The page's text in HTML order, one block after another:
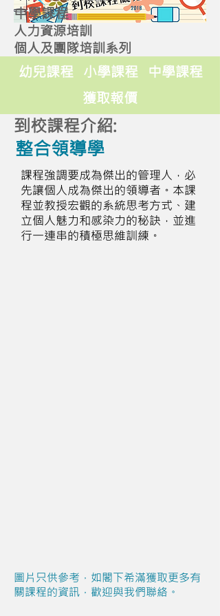
中學課程
人力資源培訓
個人及團隊培訓系列
幼兒課程 小學課程
中學課程
獲取報價
到校課程介紹:
整合領導學
課程強調要成為傑出的管理人，必
先讓個人成為傑出的領導者。本課
程並教授宏觀的系統思考方式、建
立個人魅力和感染力的秘訣，並進
行一連串的積極思維訓練。
圖片只供參考，如閣下希滿獲取更多有
關課程的資訊，歡迎與我們聯絡。